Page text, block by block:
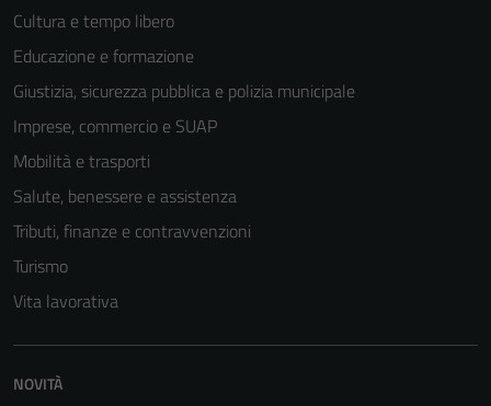
Cultura e tempo libero
Educazione e formazione
Giustizia, sicurezza pubblica e polizia municipale
Imprese, commercio e SUAP
Mobilità e trasporti
Salute, benessere e assistenza
Tributi, finanze e contravvenzioni
Turismo
Vita lavorativa
NOVITÀ